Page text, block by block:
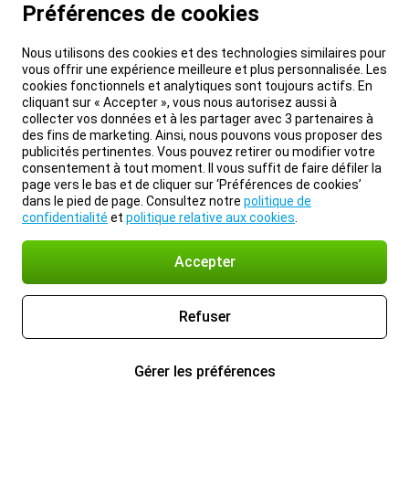
Préférences de cookies
Nous utilisons des cookies et des technologies similaires pour
vous offrir une expérience meilleure et plus personnalisée. Les
cookies fonctionnels et analytiques sont toujours actifs. En
cliquant sur « Accepter », vous nous autorisez aussi à
collecter vos données et à les partager avec 3 partenaires à
des fins de marketing. Ainsi, nous pouvons vous proposer des
publicités pertinentes. Vous pouvez retirer ou modifier votre
consentement à tout moment. Il vous suffit de faire défiler la
page vers le bas et de cliquer sur ‘Préférences de cookies’
dans le pied de page. Consultez notre politique de
confidentialité et politique relative aux cookies
Accepter
Refuser
Gérer les préférences